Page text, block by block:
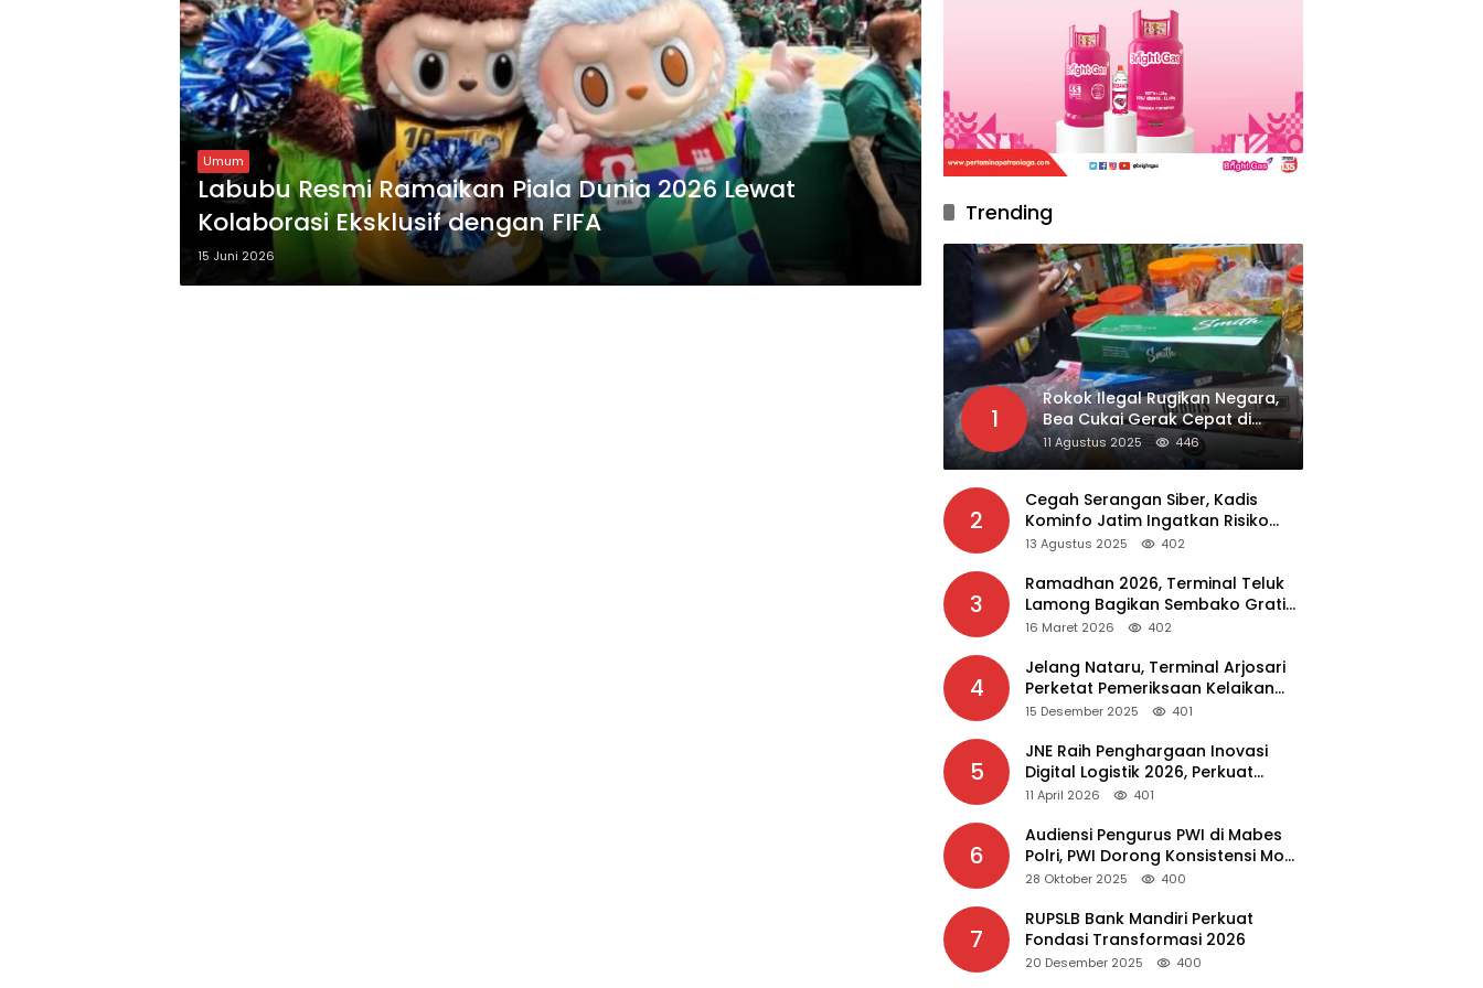
Umum
Labubu Resmi Ramaikan Piala Dunia 2026 Lewat
Kolaborasi Eksklusif dengan FIFA
15 Juni 2026
Trending
1
Rokok Ilegal Rugikan Negara,
Bea Cukai Gerak Cepat di
Giripurno
11 Agustus 2025 446
2
Cegah Serangan Siber, Kadis
Kominfo Jatim Ingatkan Risiko
Malware dari Aplikasi Bajakan
13 Agustus 2025 402
3
Ramadhan 2026, Terminal Teluk
Lamong Bagikan Sembako Gratis
dan Takjil untuk Masyarakat
16 Maret 2026 402
4
Jelang Nataru, Terminal Arjosari
Perketat Pemeriksaan Kelaikan
Bus
15 Desember 2025 401
5
JNE Raih Penghargaan Inovasi
Digital Logistik 2026, Perkuat
Transformasi Layanan
11 April 2026 401
6
Audiensi Pengurus PWI di Mabes
Polri, PWI Dorong Konsistensi MoU
Dewan Pers – Polri
28 Oktober 2025 400
7
RUPSLB Bank Mandiri Perkuat
Fondasi Transformasi 2026
20 Desember 2025 400